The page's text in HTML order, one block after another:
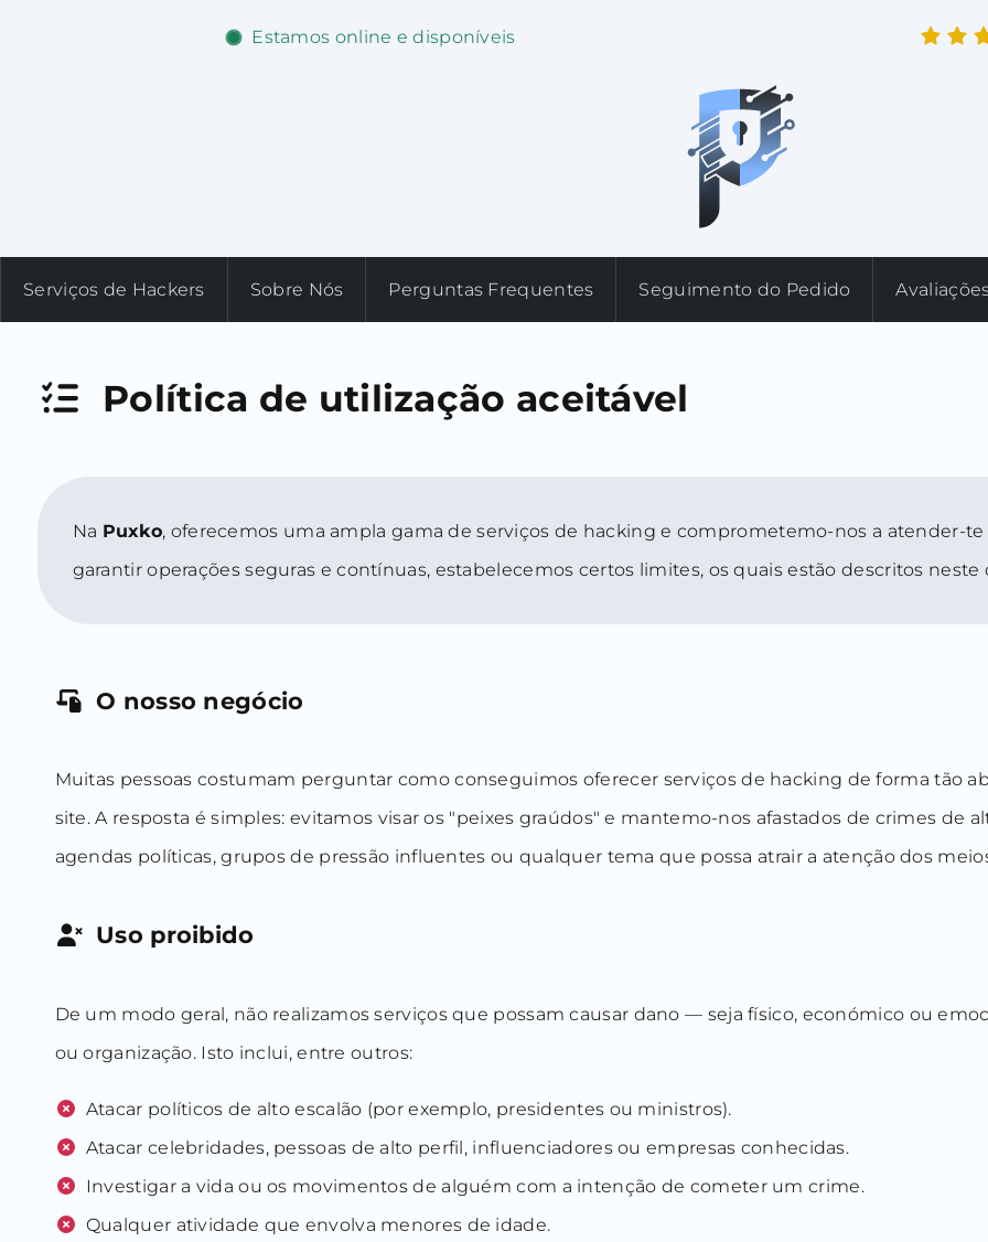
Estamos online e disponíveis
Serviços de Hackers Sobre Nós Perguntas Frequentes Seguimento do Pedido
Política de utilização aceitável
Na Puxko, oferecemos uma ampla gama de serviços de hacking e comprometemo-nos a atender-te
garantir operações seguras e contínuas, estabelecemos certos limites, os quais estão descritos
O nosso negócio
Muitas pessoas costumam perguntar como conseguimos oferecer serviços de hacking de forma tão
site. A resposta é simples: evitamos visar os "peixes graúdos" e mantemo-nos afastados de crimes de
agendas políticas, grupos de pressão influentes ou qualquer tema que possa atrair a atenção dos
Uso proibido
De um modo geral, não realizamos serviços que possam causar dano — seja físico, económico ou
ou organização. Isto inclui, entre outros:
Atacar políticos de alto escalão (por exemplo, presidentes ou ministros).
Atacar celebridades, pessoas de alto perfil, influenciadores ou empresas conhecidas.
Investigar a vida ou os movimentos de alguém com a intenção de cometer um crime.
Qualquer atividade que envolva menores de idade.